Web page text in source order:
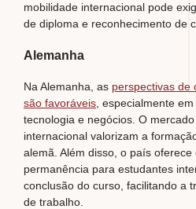
mobilidade internacional pode
de diploma e reconhecimento de
Alemanha
Na Alemanha, as perspectivas de
são favoráveis , especialmente
tecnologia e negócios. O
internacional valorizam a
alemã. Além disso, o país
permanência para estudantes
conclusão do curso, facilitando a
de trabalho.